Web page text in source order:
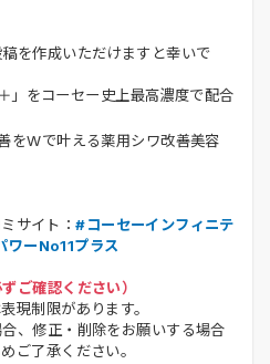
を作成いただけますと幸いで
」をコーセー史上最高濃度で配合
をWで叶える薬用シワ改善美容
サイト：#コーセーインフィニテ
ーNo11プラス
ご確認ください）
現制限があります。
、修正・削除をお願いする場合
ご了承ください。